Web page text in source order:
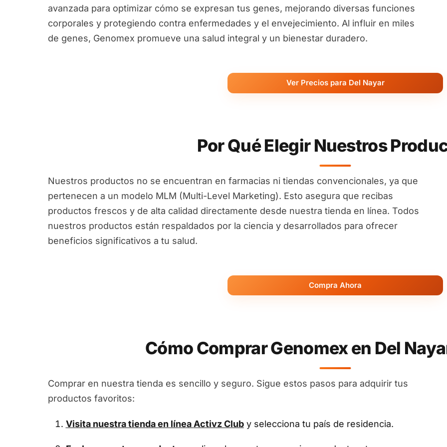
avanzada para optimizar cómo se expresan tus genes, mejorando diversas funciones
corporales y protegiendo contra enfermedades y el envejecimiento. Al influir en miles
de genes, Genomex promueve una salud integral y un bienestar duradero.
Ver Precios para Del Nayar
Por Qué Elegir Nuestros
Nuestros productos no se encuentran en farmacias ni tiendas convencionales, ya que
pertenecen a un modelo MLM (Multi-Level Marketing). Esto asegura que recibas
productos frescos y de alta calidad directamente desde nuestra tienda en línea. Todos
nuestros productos están respaldados por la ciencia y desarrollados para ofrecer
beneficios significativos a tu salud.
Compra Ahora
Cómo Comprar Genomex en Del
Comprar en nuestra tienda es sencillo y seguro. Sigue estos pasos para adquirir tus
productos favoritos:
Visita nuestra tienda en línea Activz Cluby selecciona tu país de residencia.